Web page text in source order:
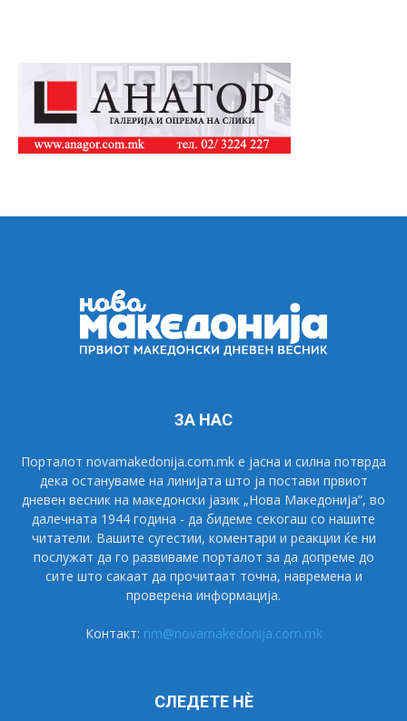
ЗА НАС
Порталот novamakedonija.com.mk е јасна и силна потврда
дека остануваме на линијата што ја постави првиот
дневен весник на македонски јазик „Нова Македонија“, во
далечната 1944 година - да бидеме секогаш со нашите
читатели. Вашите сугестии, коментари и реакции ќе ни
послужат да го развиваме порталот за да допреме до
сите што сакаат да прочитаат точна, навремена и
проверена информација.
Контакт: nm@novamakedonija.com.mk
СЛЕДЕТЕ НÈ